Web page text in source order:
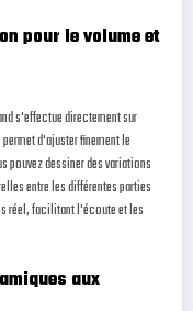
pour le volume et
s'effectue directement sur
d'ajuster finement le
pouvez dessiner des variations
entre les différentes parties
réel, facilitant l'écoute et les
aux